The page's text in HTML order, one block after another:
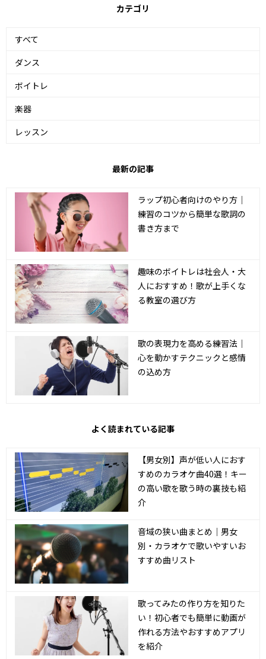
カテゴリ
すべて
ダンス
ボイトレ
楽器
レッスン
最新の記事
ラップ初心者向けのやり方｜
練習のコツから簡単な歌詞の
書き方まで
趣味のボイトレは社会人・大
人におすすめ！歌が上手くな
る教室の選び方
歌の表現力を高める練習法｜
心を動かすテクニックと感情
の込め方
よく読まれている記事
【男女別】声が低い人におす
すめのカラオケ曲40選！キー
の高い歌を歌う時の裏技も紹
介
音域の狭い曲まとめ｜男女
別・カラオケで歌いやすいお
すすめ曲リスト
歌ってみたの作り方を知りた
い！初心者でも簡単に動画が
作れる方法やおすすめアプリ
を紹介